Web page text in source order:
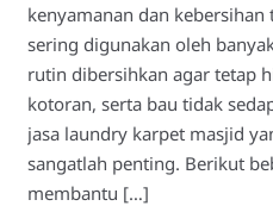
kenyamanan dan kebersihan
sering digunakan oleh
rutin dibersihkan agar tetap
kotoran, serta bau tidak
jasa laundry karpet masjid
sangatlah penting. Berikut
membantu […]